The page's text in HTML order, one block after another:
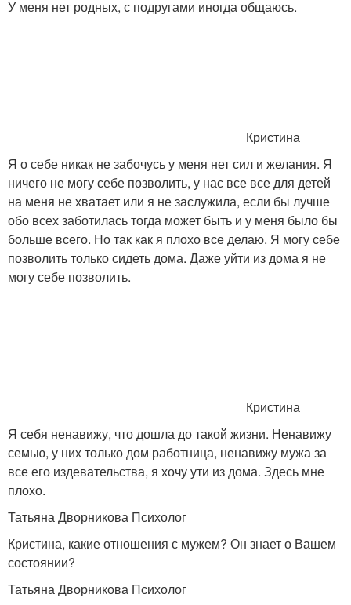
У меня нет родных, с подругами иногда общаюсь.
Кристина
Я о себе никак не забочусь у меня нет сил и желания. Я
ничего не могу себе позволить, у нас все все для детей
на меня не хватает или я не заслужила, если бы лучше
обо всех заботилась тогда может быть и у меня было бы
больше всего. Но так как я плохо все делаю. Я могу себе
позволить только сидеть дома. Даже уйти из дома я не
могу себе позволить.
Кристина
Я себя ненавижу, что дошла до такой жизни. Ненавижу
семью, у них только дом работница, ненавижу мужа за
все его издевательства, я хочу ути из дома. Здесь мне
плохо.
Татьяна Дворникова Психолог
Кристина, какие отношения с мужем? Он знает о Вашем
состоянии?
Татьяна Дворникова Психолог